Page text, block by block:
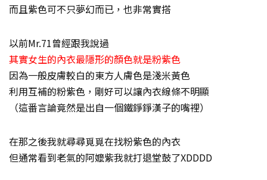
而且紫色可不只夢幻而已，也非常實搭
以前Mr.71曾經跟我說過
其實女生的內衣最隱形的顏色就是粉紫色
因為一般皮膚較白的東方人膚色是淺米黃色
利用互補的粉紫色，剛好可以讓內衣線條不明顯
（這番言論竟然是出自一個鐵錚錚漢子的嘴裡）
在那之後我就尋尋覓覓在找粉紫色的內衣
但通常看到老氣的阿嬤紫我就打退堂鼓了XDDDD